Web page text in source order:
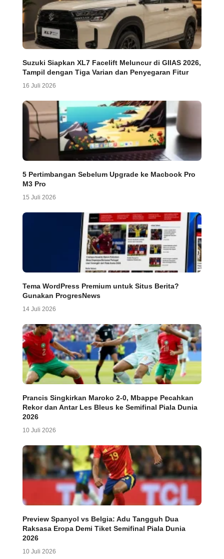
Suzuki Siapkan XL7 Facelift Meluncur di GIIAS 2026,
Tampil dengan Tiga Varian dan Penyegaran Fitur
16 Juli 2026
5 Pertimbangan Sebelum Upgrade ke Macbook Pro
M3 Pro
15 Juli 2026
Tema WordPress Premium untuk Situs Berita?
Gunakan ProgresNews
14 Juli 2026
Prancis Singkirkan Maroko 2-0, Mbappe Pecahkan
Rekor dan Antar Les Bleus ke Semifinal Piala Dunia
2026
10 Juli 2026
Preview Spanyol vs Belgia: Adu Tangguh Dua
Raksasa Eropa Demi Tiket Semifinal Piala Dunia
2026
10 Juli 2026